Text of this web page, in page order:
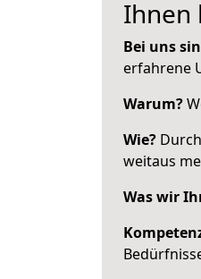
Ihnen
Bei uns
erfahrene
Warum?
Wie?
weitaus
Was wir